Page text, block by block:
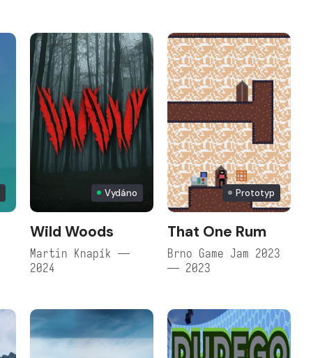
Vydáno
Wild Woods
Martin Knapík —
2024
Prototyp
That One Rum
Brno Game Jam 2023
— 2023